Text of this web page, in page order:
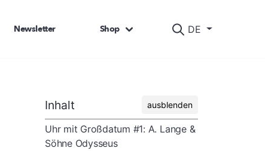
DE
Newsletter Shop
Inhalt ausblenden
Uhr mit Großdatum #1: A. Lange &
Söhne Odysseus